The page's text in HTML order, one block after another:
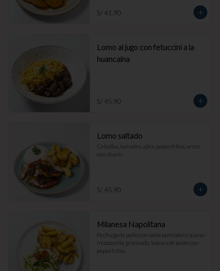
S/ 41.90
Lomo al jugo con fetuccini a la
huancaína
S/ 45.90
Lomo saltado
Cebollas, tomates, ajíes, papas fritas, arroz
con choclo.
S/ 45.90
Milanesa Napolitana
Pechuga de pollo con salsa pomodoro, queso
mozzarella gratinado, toques de pesto con
papas fritas.